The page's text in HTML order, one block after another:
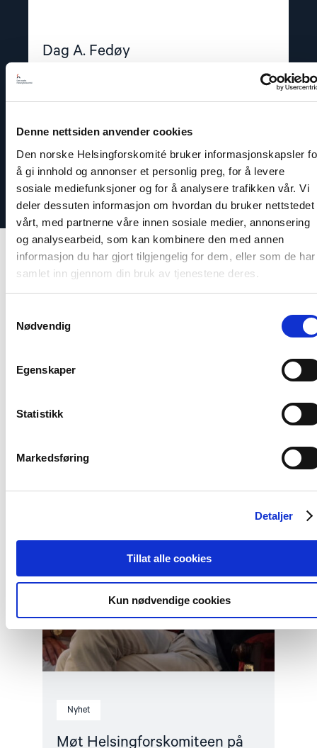
Denne nettsiden anvender cookies
Den norske Helsingforskomité bruker informasjonskapsler
å gi innhold og annonser et personlig preg, for å levere
sosiale mediefunksjoner og for å analysere trafikken vår. Vi
deler dessuten informasjon om hvordan du bruker nettstedet
vårt, med partnerne våre innen sosiale medier, annonsering
og analysearbeid, som kan kombinere den med annen
informasjon du har gjort tilgjengelig for dem, eller som de har
samlet inn gjennom din bruk av tjenestene deres.
Nødvendig
Egenskaper
Statistikk
Markedsføring
Detaljer
Tillat alle cookies
Kun nødvendige cookies
Dag A. Fedøy
E-post:daf@nhc.no
Nyhet
Møt Helsingforskomiteen på